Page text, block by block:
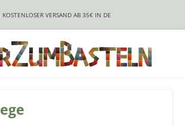
KOSTENLOSER VERSAND AB 35€ IN DE